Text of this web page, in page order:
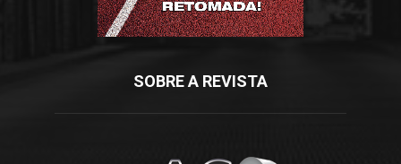
SOBRE A REVISTA